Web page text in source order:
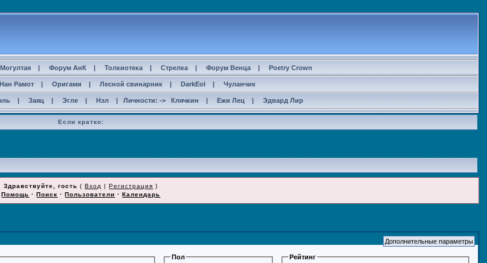
| Форум АнК | Толкиотека | Стрелка | Форум Венца | Poetry Crown
Рамот | Оригами | Лесной свинарник | DarkEol | Чуланчик
| Заяц | Эгле | Нэл | Личности: -> Клячкин | Ежи Лец | Эдвард Лир
Если кратко:
Здравствуйте, гость (Вход |Регистрация )
Помощь ·Поиск ·Пользователи ·Календарь
Пол Рейтинг